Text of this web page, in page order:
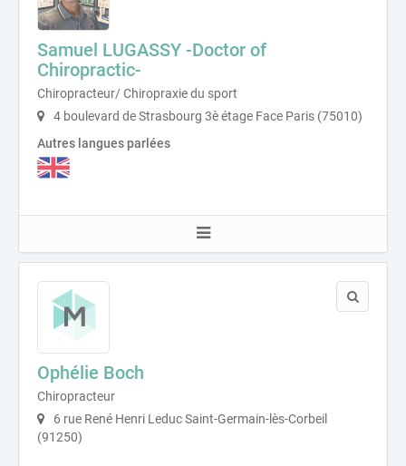
Samuel LUGASSY -Doctor of
Chiropractic-
Chiropracteur/ Chiropraxie du sport
4 boulevard de Strasbourg 3è étage Face Paris (75010)
Autres langues parlées
Ophélie Boch
Chiropracteur
6 rue René Henri Leduc Saint-Germain-lès-Corbeil
(91250)